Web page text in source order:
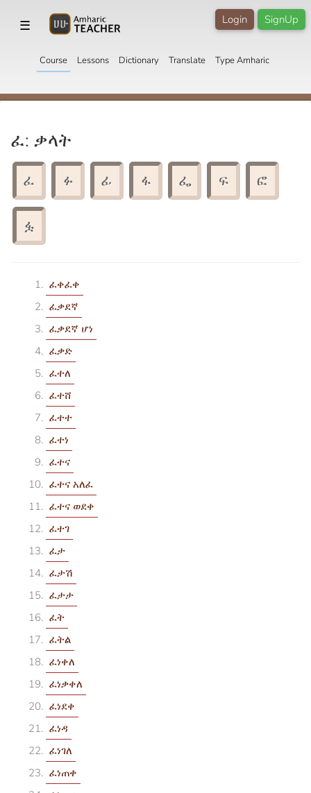
☰ SignUp
Login
Course Lessons Dictionary Translate Type Amharic
ፈ: ቃላት
ፈ ፉ ፊ ፋ ፌ ፍ ፎ
ፏ
ፈቀፈቀ
ፈቃደኛ
ፈቃደኛ ሆነ
ፈቃድ
ፈተለ
ፈተሸ
ፈተተ
ፈተነ
ፈተና
ፈተና አለፈ
ፈተና ወደቀ
ፈተገ
ፈታ
ፈታሽ
ፈታታ
ፈት
ፈትል
ፈነቀለ
ፈነቃቀለ
ፈነደቀ
ፈነዳ
ፈነገለ
ፈነጠቀ